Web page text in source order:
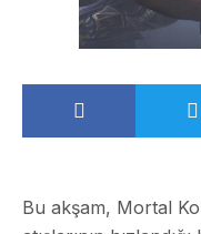
Bu akşam, Mortal